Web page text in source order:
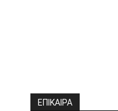
ΕΠΙΚΑΙΡΑ